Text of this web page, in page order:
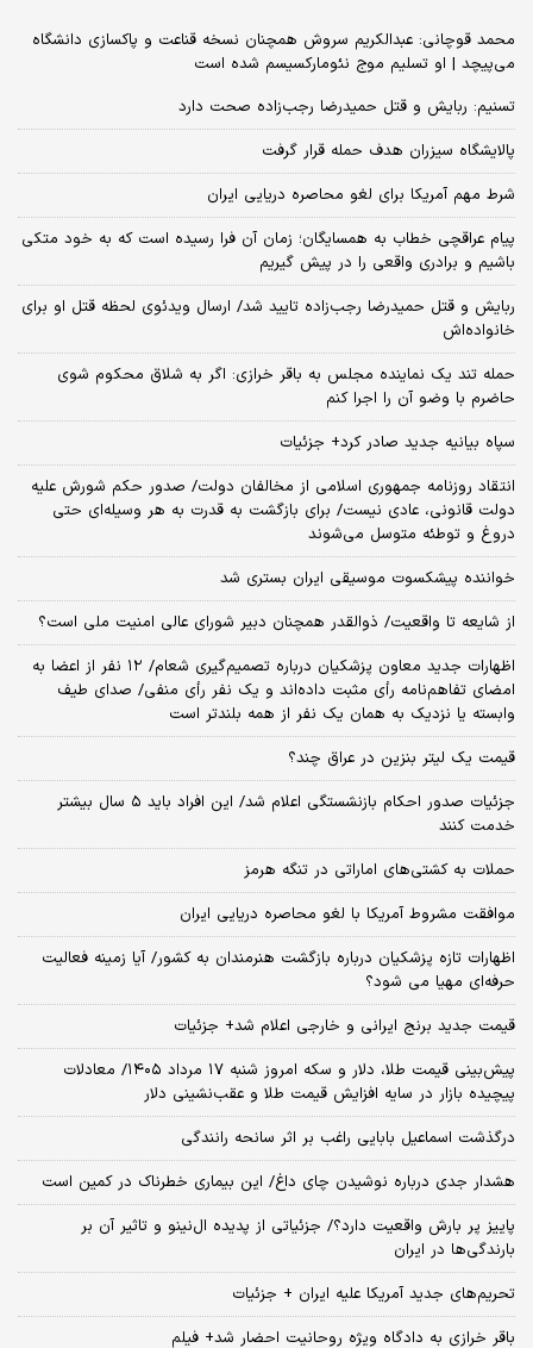
محمد قوچانی: عبدالکریم سروش همچنان نسخه قناعت و پاکسازی دانشگاه
می‌پیچد | او تسلیم موج نئومارکسیسم شده است
تسنیم: ربایش و قتل حمیدرضا رجب‌زاده صحت دارد
پالایشگاه سیزران هدف حمله قرار گرفت
شرط مهم آمریکا برای لغو محاصره دریایی ایران
پیام عراقچی خطاب به همسایگان؛ زمان آن فرا رسیده است که به خود متکی
باشیم و برادری واقعی را در پیش گیریم
ربایش و قتل حمیدرضا رجب‌زاده تایید شد/ ارسال ویدئوی لحظه قتل او برای
خانواده‌اش
حمله تند یک نماینده مجلس به باقر خرازی: اگر به شلاق محکوم شوی
حاضرم با وضو آن را اجرا کنم
سپاه بیانیه جدید صادر کرد+ جزئیات
انتقاد روزنامه جمهوری اسلامی از مخالفان دولت/ صدور حکم شورش علیه
دولت قانونی، عادی نیست/ برای بازگشت به قدرت به هر وسیله‌ای حتی
دروغ و توطئه متوسل می‌شوند
خواننده پیشکسوت موسیقی ایران بستری شد
از شایعه تا واقعیت/ ذوالقدر همچنان دبیر شورای ‌عالی امنیت ملی است؟
اظهارات جدید معاون پزشکیان درباره تصمیم‌گیری شعام/ ۱۲ نفر از اعضا به
امضای تفاهم‌نامه رأی مثبت داده‌اند و یک نفر رأی منفی/ صدای طیف
وابسته یا نزدیک به همان یک نفر از همه بلندتر است
قیمت یک لیتر بنزین در عراق چند؟
جزئیات صدور احکام بازنشستگی اعلام شد/ این افراد باید ۵ سال بیشتر
خدمت کنند
حملات به کشتی‌های اماراتی در تنگه هرمز
موافقت مشروط آمریکا با لغو محاصره دریایی ایران
اظهارات تازه پزشکیان درباره بازگشت هنرمندان به کشور/ آیا زمینه فعالیت
حرفه‌ای مهیا می شود؟
قیمت جدید برنج ایرانی و خارجی اعلام شد+ جزئیات
پیش‌بینی قیمت طلا، دلار و سکه امروز شنبه ۱۷ مرداد ۱۴۰۵/ معادلات
پیچیده بازار در سایه افزایش قیمت طلا و عقب‌نشینی دلار
درگذشت اسماعیل بابایی راغب بر اثر سانحه رانندگی
هشدار جدی درباره نوشیدن چای داغ/ این بیماری خطرناک در کمین است
پاییز پر بارش واقعیت دارد؟/ جزئیاتی از پدیده ال‌نینو و تاثیر آن بر
بارندگی‌ها در ایران
تحریم‌های جدید آمریکا علیه ایران + جزئیات
باقر خرازی به دادگاه ویژه روحانیت احضار شد+ فیلم